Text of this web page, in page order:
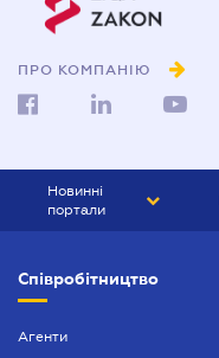
ПРО КОМПАНІЮ
Новинні
портали
БІЗНЕС
Співробітництво
Агенти